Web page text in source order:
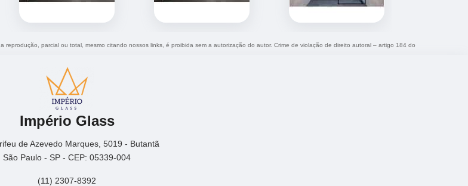
reprodução, parcial ou total, mesmo citando nossos links, é proibida sem a autorização do autor. Crime de violação de direito autoral – artigo 184 do
Império Glass
de Azevedo Marques, 5019 - Butantã
São Paulo - SP - CEP: 05339-004
(11) 2307-8392